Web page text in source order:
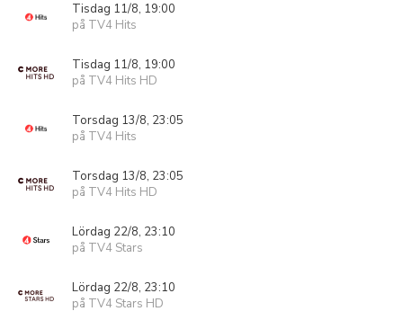
Tisdag 11/8, 19:00
på TV4 Hits
Tisdag 11/8, 19:00
på TV4 Hits HD
Torsdag 13/8, 23:05
på TV4 Hits
Torsdag 13/8, 23:05
på TV4 Hits HD
Lördag 22/8, 23:10
på TV4 Stars
Lördag 22/8, 23:10
på TV4 Stars HD